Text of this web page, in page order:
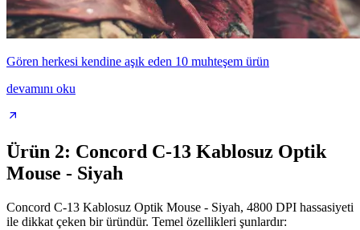
Gören herkesi kendine aşık eden 10 muhteşem ürün
devamını oku
Ürün 2: Concord C-13 Kablosuz Optik
Mouse - Siyah
Concord C-13 Kablosuz Optik Mouse - Siyah, 4800 DPI hassasiyeti
ile dikkat çeken bir üründür. Temel özellikleri şunlardır: